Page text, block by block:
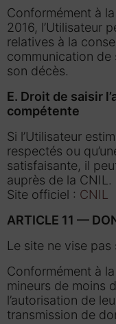
Conformément à
2016, l’Utilisateur
relatives à la
communication de
son décès.
E. Droit de saisir
compétente
Si l’Utilisateur
respectés ou
satisfaisante, il
auprès de la CNIL.
Site officiel : CNIL
ARTICLE 11 —
Le site ne vise
Conformément à
mineurs de moins
l’autorisation de
transmission de